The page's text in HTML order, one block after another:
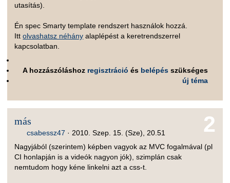
utasítás).
Én spec Smarty template rendszert használok hozzá.
Ittolvashatsz néhány alaplépést a keretrendszerrel
kapcsolatban.
A hozzászóláshoz regisztráció és belépés szükséges
új téma
2
más
csabessz47 · 2010. Szep. 15. (Sze), 20.51
Nagyjából (szerintem) képben vagyok az MVC fogalmával (pl
CI honlapján is a videók nagyon jók), szimplán csak
nemtudom hogy kéne linkelni azt a css-t.